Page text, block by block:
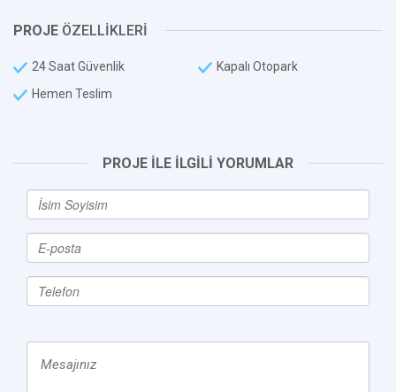
PROJE ÖZELLİKLERİ
24 Saat Güvenlik
Kapalı Otopark
Hemen Teslim
PROJE İLE İLGİLİ YORUMLAR